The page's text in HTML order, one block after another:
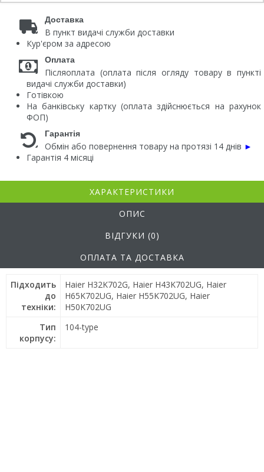
Доставка
В пункт видачі служби доставки
Кур'єром за адресою
Оплата
Післяоплата (оплата після огляду товару в пункті
видачі служби доставки)
Готівкою
На банківську картку (оплата здійснюється на рахунок
ФОП)
Гарантія
Обмін або повернення товару на протязі 14 днів ►
Гарантія 4 місяці
ХАРАКТЕРИСТИКИ
ОПИС
ВІДГУКИ (0)
ОПЛАТА ТА ДОСТАВКА
Підходить
до
техніки:
Haier H32K702G, Haier H43K702UG, Haier
H65K702UG, Haier H55K702UG, Haier
H50K702UG
Тип
корпусу:
104-type